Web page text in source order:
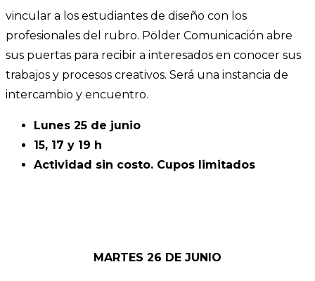
vincular a los estudiantes de diseño con los
profesionales del rubro. Pölder Comunicación abre
sus puertas para recibir a interesados en conocer sus
trabajos y procesos creativos. Será una instancia de
intercambio y encuentro.
Lunes 25 de junio
15, 17 y 19 h
Actividad sin costo. Cupos limitados
MARTES 26 DE JUNIO